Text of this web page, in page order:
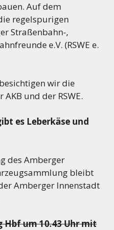
Auf dem
regelspurigen
Straßenbahn-,
e.V. (RSWE e.
wir die
und der RSWE.
es Leberkäse und
des Amberger
bleibt
Amberger Innenstadt
um 10.43 Uhr mit